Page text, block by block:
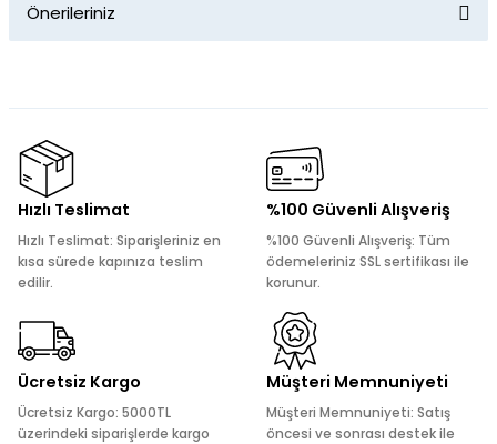
Önerileriniz
kullanarak tarafımıza iletebilirsiniz.
Görüş ve önerileriniz için teşekkür ederiz.
Ürün resmi kalitesiz, bozuk veya görüntülenemiyor.
Ürün bilgilerinde hatalar bulunuyor.
Ürün fiyatı diğer sitelerden daha pahalı.
Bu ürüne benzer farklı alternatifler olmalı.
Hızlı Teslimat
Hızlı Teslimat: Siparişleriniz en
kısa sürede kapınıza teslim
edilir.
%100 Güvenli Alışveriş
%100 Güvenli Alışveriş: Tüm
ödemeleriniz SSL sertifikası ile
korunur.
Ücretsiz Kargo
Ücretsiz Kargo: 5000TL
üzerindeki siparişlerde kargo
Müşteri Memnuniyeti
Müşteri Memnuniyeti: Satış
öncesi ve sonrası destek ile